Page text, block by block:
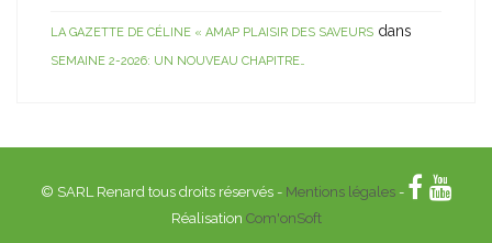
LA GAZETTE DE CÉLINE « AMAP PLAISIR DES SAVEURS dans
SEMAINE 2-2026: UN NOUVEAU CHAPITRE…
© SARL Renard tous droits réservés - Mentions légales-
Réalisation Com'onSoft